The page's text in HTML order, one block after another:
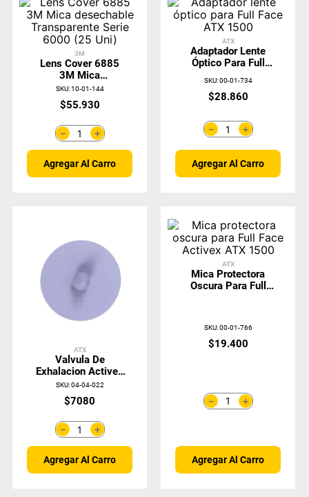
3M
Lens Cover 6885
3M Mica
Desechable
Transparente Serie
6000 (25 Uni)
SKU:10-01-144
$55.930
＋
－
Agregar Al Carro
ATX
Adaptador Lente
Óptico Para Full
SKU:00-01-734
$28.860
＋
－
Agregar Al Carro
ATX
Valvula De
Exhalacion Activex
ATX (Bolsa 10
Unidades)
SKU:04-04-022
$7080
＋
－
Agregar Al Carro
ATX
Mica Protectora
Oscura Para Full
SKU:00-01-766
$19.400
＋
－
Agregar Al Carro